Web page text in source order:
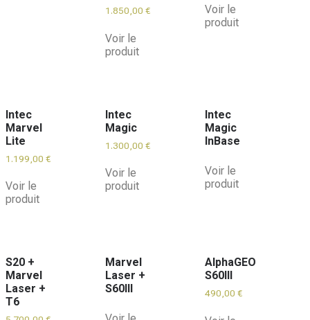
1.850,00 €
Voir le
produit
Voir le
produit
Intec
Marvel
Lite
1.199,00 €
Voir le
produit
Intec
Magic
1.300,00 €
Voir le
produit
Intec
Magic
InBase
Voir le
produit
S20 +
Marvel
Laser +
T6
Marvel
Laser +
S60III
AlphaGEO
S60III
490,00 €